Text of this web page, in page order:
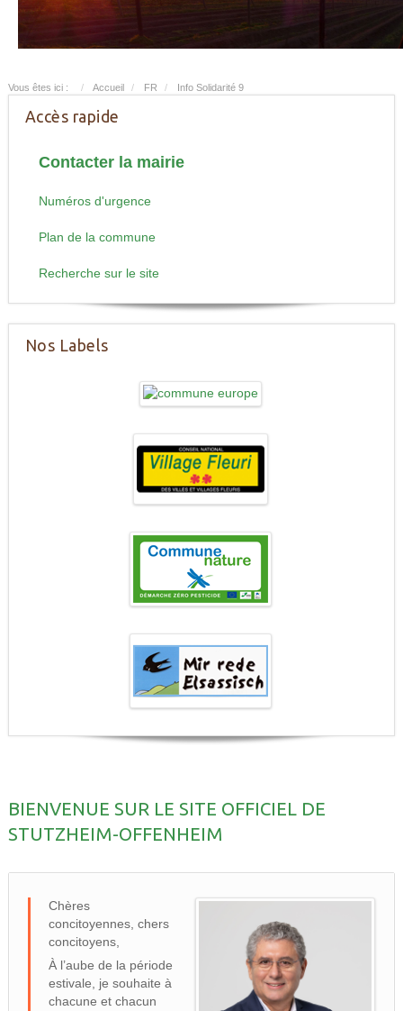
Vous êtes ici : Accueil FR Info Solidarité 9
Accès rapide
Contacter la mairie
Numéros d'urgence
Plan de la commune
Recherche sur le site
Nos Labels
BIENVENUE SUR LE SITE OFFICIEL DE
STUTZHEIM-OFFENHEIM
Chères
concitoyennes, chers
concitoyens,
À l’aube de la période
estivale, je souhaite à
chacune et chacun